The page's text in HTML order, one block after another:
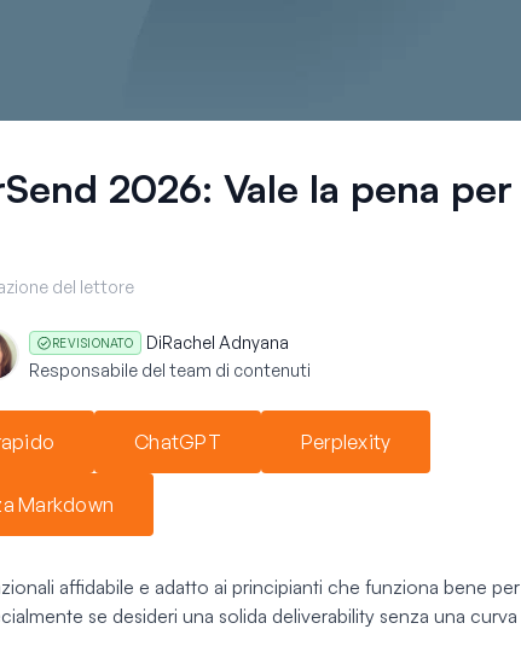
2026: Vale la pena per
del lettore
REVISIONATO DiRachel Adnyana
Responsabile del team di contenuti
ChatGPT Perplexity
Markdown
affidabile e adatto ai principianti che funziona bene per
se desideri una solida deliverability senza una curva